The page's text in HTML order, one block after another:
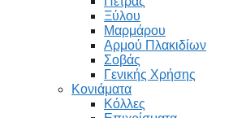
Ξύλου
Μαρμάρου
Αρμού Πλακιδίων
Σοβάς
Γενικής Χρήσης
Κονιάματα
Κόλλες